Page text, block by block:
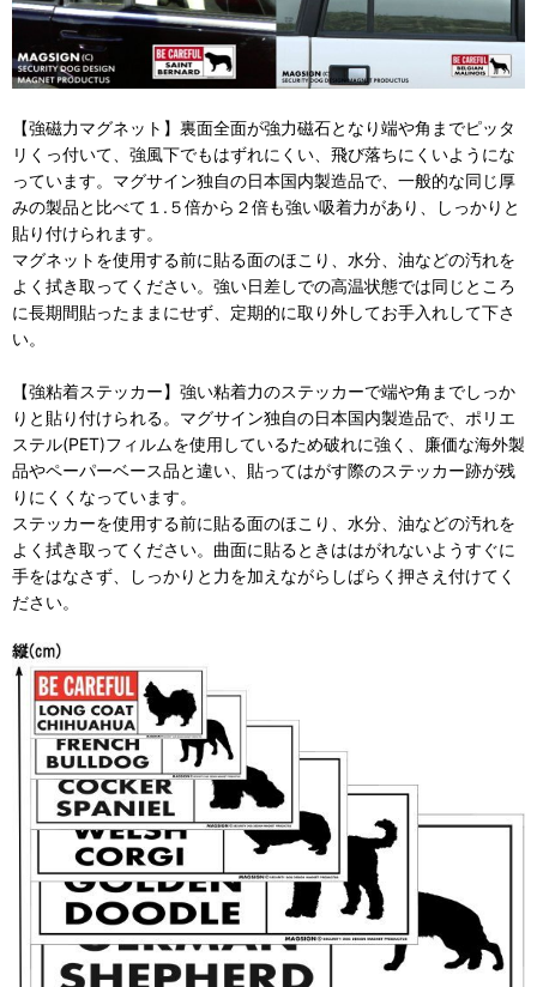
【強磁力マグネット】裏面全面が強力磁石となり端や角までピッタ
リくっ付いて、強風下でもはずれにくい、飛び落ちにくいようにな
っています。マグサイン独自の日本国内製造品で、一般的な同じ厚
みの製品と比べて１.５倍から２倍も強い吸着力があり、しっかりと
貼り付けられます。
マグネットを使用する前に貼る面のほこり、水分、油などの汚れを
よく拭き取ってください。強い日差しでの高温状態では同じところ
に長期間貼ったままにせず、定期的に取り外してお手入れして下さ
い。
【強粘着ステッカー】強い粘着力のステッカーで端や角までしっか
りと貼り付けられる。マグサイン独自の日本国内製造品で、ポリエ
ステル(PET)フィルムを使用しているため破れに強く、廉価な海外製
品やペーパーベース品と違い、貼ってはがす際のステッカー跡が残
りにくくなっています。
ステッカーを使用する前に貼る面のほこり、水分、油などの汚れを
よく拭き取ってください。曲面に貼るときははがれないようすぐに
手をはなさず、しっかりと力を加えながらしばらく押さえ付けてく
ださい。